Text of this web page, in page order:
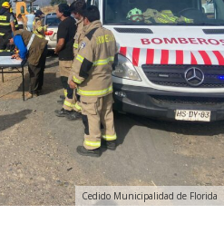
Cedido Municipalidad de Florida